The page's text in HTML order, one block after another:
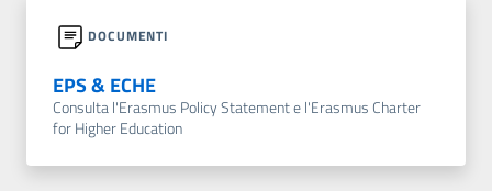
DOCUMENTI
EPS & ECHE
Consulta l'Erasmus Policy Statement e l'Erasmus Charter
for Higher Education